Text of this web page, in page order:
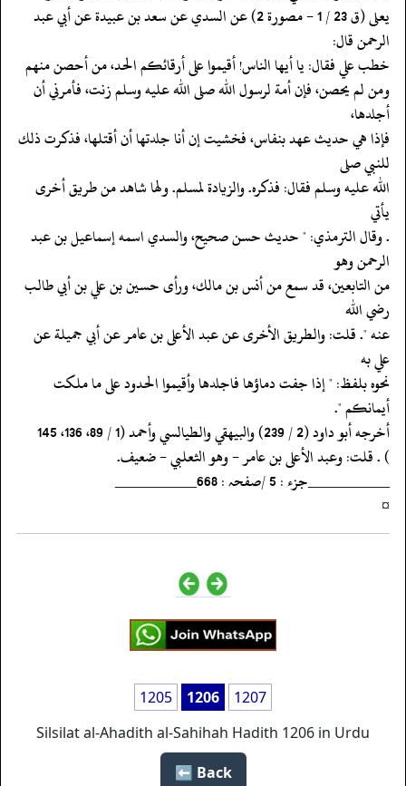
‏‏‏‏يعلى (ق 23 / 1 - مصورة 2) عن السدي عن سعد بن عبيدة عن أبي عبد
الرحمن قال:
‏‏‏‏خطب علي فقال: يا أيها الناس! أقيموا على أرقائكم الحد، من أحصن منهم
‏‏‏‏ومن لم يحصن، فإن أمة لرسول الله صلى الله عليه وسلم زنت، فأمرني أن
أجلدها،
‏‏‏‏فإذا هي حديث عهد بنفاس، فخشيت إن أنا جلدتها أن أقتلها، فذكرت ذلك
للنبي صلى
‏‏‏‏الله عليه وسلم فقال: فذكره. والزيادة لمسلم. ولها شاهد من طريق أخرى
يأتي
‏‏‏‏. وقال الترمذي: " حديث حسن صحيح، والسدي اسمه إسماعيل بن عبد
الرحمن وهو
‏‏‏‏من التابعين، قد سمع من أنس بن مالك، ورأى حسين بن علي بن أبي طالب
رضي الله
‏‏‏‏عنه ". قلت: والطريق الأخرى عن عبد الأعلى بن عامر عن أبي جميلة عن
علي به
‏‏‏‏نحوه بلفظ: " إذا جفت دماؤها فاجلدها وأقيموا الحدود على ما ملكت
أيمانكم ".
‏‏‏‏أخرجه أبو داود (2 / 239) والبيهقي والطيالسي وأحمد (1 / 89، 136، 145
‏‏‏‏) . قلت: وعبد الأعلى بن عامر - وهو الثعلبي - ضعيف.
‏‏‏‏__________جزء : 5 /صفحہ : 668__________
‏‏‏‏¤
1205 1206
1207
Silsilat al-Ahadith al-Sahihah Hadith 1206 in Urdu
Back ⬅️